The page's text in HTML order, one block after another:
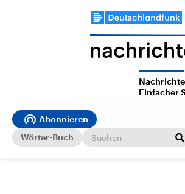
Einfacher
Abonnieren
Wörter-Buch